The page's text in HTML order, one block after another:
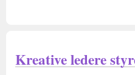
Kreative ledere